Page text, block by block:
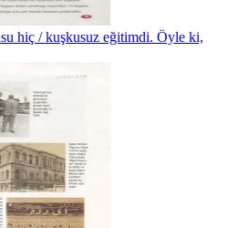
hiç / kuşkusuz eğitimdi. Öyle ki,